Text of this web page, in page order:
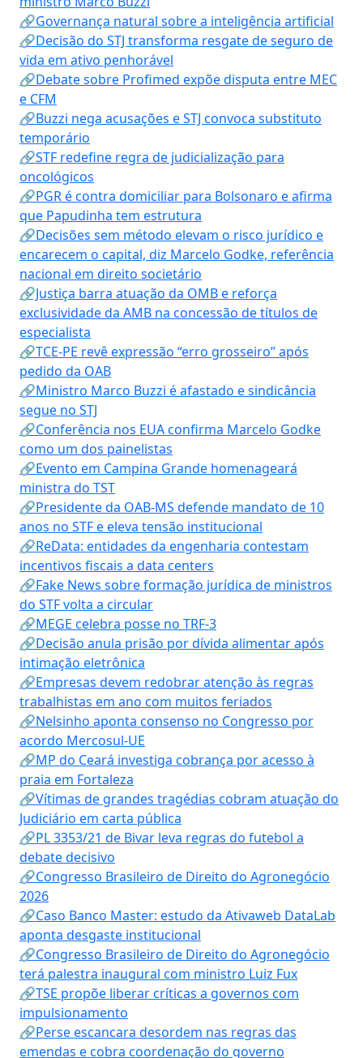
🔗Governança natural sobre a inteligência artificial
🔗Decisão do STJ transforma resgate de seguro de
vida em ativo penhorável
🔗Debate sobre Profimed expõe disputa entre MEC
e CFM
🔗Buzzi nega acusações e STJ convoca substituto
temporário
🔗STF redefine regra de judicialização para
oncológicos
🔗PGR é contra domiciliar para Bolsonaro e afirma
que Papudinha tem estrutura
🔗Decisões sem método elevam o risco jurídico e
encarecem o capital, diz Marcelo Godke, referência
nacional em direito societário
🔗Justiça barra atuação da OMB e reforça
exclusividade da AMB na concessão de títulos de
especialista
🔗TCE-PE revê expressão “erro grosseiro” após
pedido da OAB
🔗Ministro Marco Buzzi é afastado e sindicância
segue no STJ
🔗Conferência nos EUA confirma Marcelo Godke
como um dos painelistas
🔗Evento em Campina Grande homenageará
ministra do TST
🔗Presidente da OAB-MS defende mandato de 10
anos no STF e eleva tensão institucional
🔗ReData: entidades da engenharia contestam
incentivos fiscais a data centers
🔗Fake News sobre formação jurídica de ministros
do STF volta a circular
🔗MEGE celebra posse no TRF-3
🔗Decisão anula prisão por dívida alimentar após
intimação eletrônica
🔗Empresas devem redobrar atenção às regras
trabalhistas em ano com muitos feriados
🔗Nelsinho aponta consenso no Congresso por
acordo Mercosul-UE
🔗MP do Ceará investiga cobrança por acesso à
praia em Fortaleza
🔗Vítimas de grandes tragédias cobram atuação do
Judiciário em carta pública
🔗PL 3353/21 de Bivar leva regras do futebol a
debate decisivo
🔗Congresso Brasileiro de Direito do Agronegócio
2026
🔗Caso Banco Master: estudo da Ativaweb DataLab
aponta desgaste institucional
🔗Congresso Brasileiro de Direito do Agronegócio
terá palestra inaugural com ministro Luiz Fux
🔗TSE propõe liberar críticas a governos com
impulsionamento
🔗Perse escancara desordem nas regras das
emendas e cobra coordenação do governo